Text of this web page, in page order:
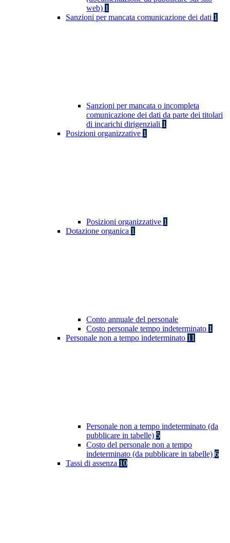
web) 1
Sanzioni per mancata comunicazione dei dati 1
Sanzioni per mancata o incompleta
comunicazione dei dati da parte dei titolari
di incarichi dirigenziali 1
Posizioni organizzative 1
Posizioni organizzative 1
Dotazione organica 1
Conto annuale del personale
Costo personale tempo indeterminato 1
Personale non a tempo indeterminato 11
Personale non a tempo indeterminato (da
pubblicare in tabelle) 5
Costo del personale non a tempo
indeterminato (da pubblicare in tabelle) 6
Tassi di assenza 10